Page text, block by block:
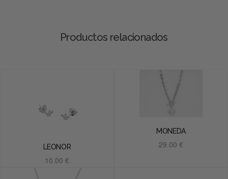
Productos relacionados
LEONOR
10.00 €
Añadir al carrito
MONEDA
29.00 €